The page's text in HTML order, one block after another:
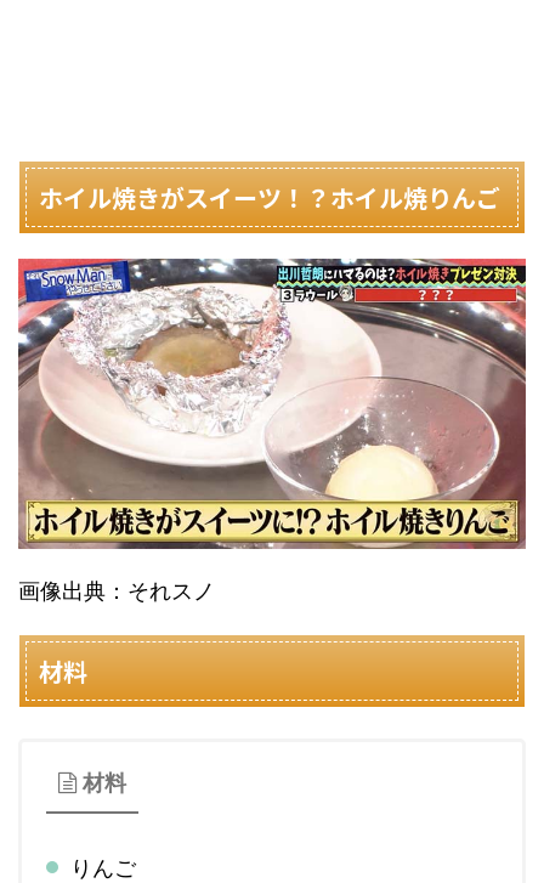
ホイル焼きがスイーツ！？ホイル焼りんご
画像出典：それスノ
材料
材料
りんご